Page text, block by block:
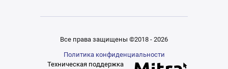
Все права защищены ©2018 - 2026
Политика конфиденциальности
Техническая поддержка